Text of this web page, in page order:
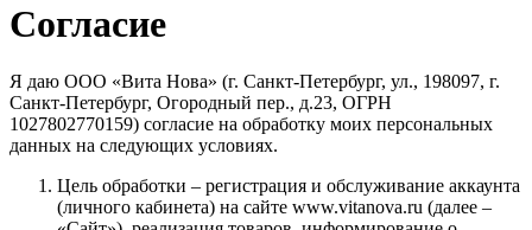
Согласие
Я даю ООО «Вита Нова» (г. Санкт-Петербург, ул., 198097, г.
Санкт-Петербург, Огородный пер., д.23, ОГРН
1027802770159) согласие на обработку моих персональных
данных на следующих условиях.
Цель обработки – регистрация и обслуживание аккаунта
(личного кабинета) на сайте www.vitanova.ru (далее –